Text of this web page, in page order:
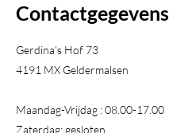
Contactgegevens
Gerdina's Hof 73
4191 MX Geldermalsen​
Maandag-Vrijdag :08.00-17.00
Zaterdag: gesloten